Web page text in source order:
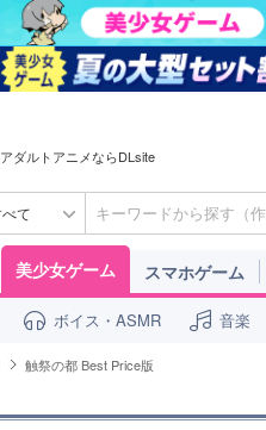
ダルトアニメならDLsite
て
美少女ゲーム スマホゲーム
ボイス・ASMR 音楽
触祭の都 Best Price版